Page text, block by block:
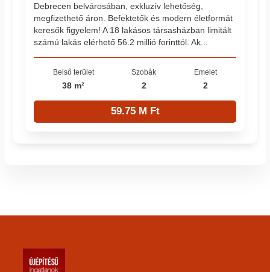
Debrecen belvárosában, exkluzív lehetőség,
megfizethető áron. Befektetők és modern életformát
keresők figyelem! A 18 lakásos társasházban limitált
számú lakás elérhető 56.2 millió forinttól. Ak...
Belső terület
38 m²
Szobák
2
Emelet
2
59.75 M Ft